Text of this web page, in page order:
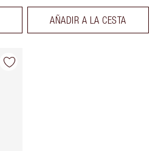
AÑADIR A LA CESTA